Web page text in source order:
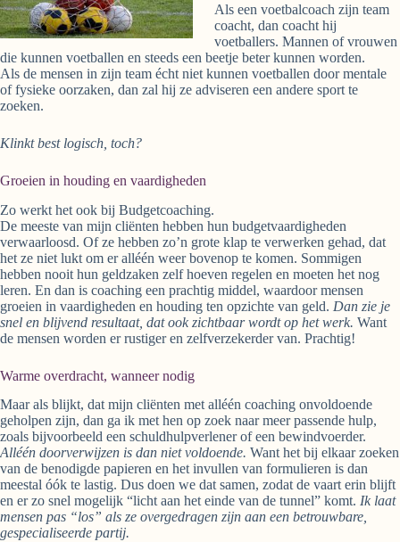
Als een voetbalcoach zijn team
coacht, dan coacht hij
voetballers. Mannen of vrouwen
die kunnen voetballen en steeds een beetje beter kunnen worden.
Als de mensen in zijn team écht niet kunnen voetballen door mentale
of fysieke oorzaken, dan zal hij ze adviseren een andere sport te
zoeken.
Klinkt best logisch, toch?
Groeien in houding en vaardigheden
Zo werkt het ook bij Budgetcoaching.
De meeste van mijn cliënten hebben hun budgetvaardigheden
verwaarloosd. Of ze hebben zo’n grote klap te verwerken gehad, dat
het ze niet lukt om er alléén weer bovenop te komen. Sommigen
hebben nooit hun geldzaken zelf hoeven regelen en moeten het nog
leren. En dan is coaching een prachtig middel, waardoor mensen
groeien in vaardigheden en houding ten opzichte van geld. Dan zie je
snel en blijvend resultaat, dat ook zichtbaar wordt op het werk. Want
de mensen worden er rustiger en zelfverzekerder van. Prachtig!
Warme overdracht, wanneer nodig
Maar als blijkt, dat mijn cliënten met alléén coaching onvoldoende
geholpen zijn, dan ga ik met hen op zoek naar meer passende hulp,
zoals bijvoorbeeld een schuldhulpverlener of een bewindvoerder.
Alléén doorverwijzen is dan niet voldoende. Want het bij elkaar zoeken
van de benodigde papieren en het invullen van formulieren is dan
meestal óók te lastig. Dus doen we dat samen, zodat de vaart erin blijft
en er zo snel mogelijk “licht aan het einde van de tunnel” komt. Ik laat
mensen pas “los” als ze overgedragen zijn aan een betrouwbare,
gespecialiseerde partij.